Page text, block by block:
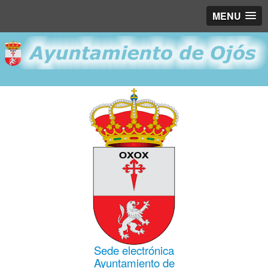
MENU
Sede electrónica
Ayuntamiento de